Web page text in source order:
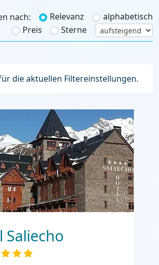
nach: Relevanz
alphabetisch
Preis
Sterne
die aktuellen Filtereinstellungen.
Saliecho